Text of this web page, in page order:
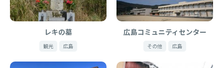
レキの墓
観光 広島
広島コミュニティセンター
その他 広島